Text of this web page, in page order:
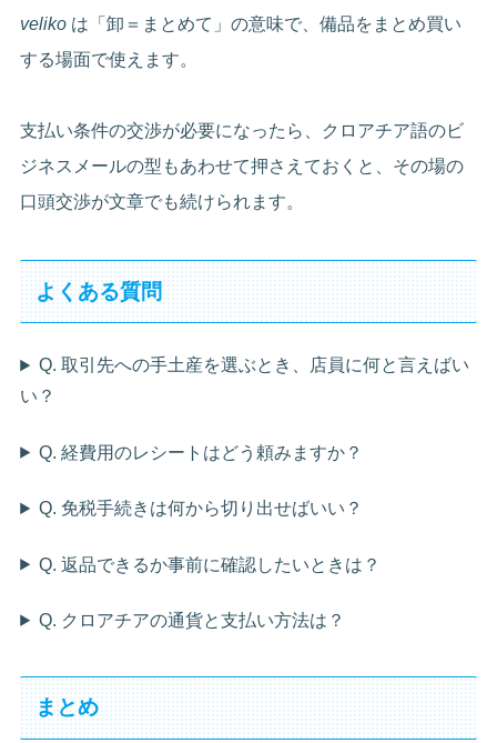
veliko は「卸＝まとめて」の意味で、備品をまとめ買い
する場面で使えます。
支払い条件の交渉が必要になったら、クロアチア語のビ
ジネスメールの型もあわせて押さえておくと、その場の
口頭交渉が文章でも続けられます。
よくある質問
Q. 取引先への手土産を選ぶとき、店員に何と言えばい
い？
Q. 経費用のレシートはどう頼みますか？
Q. 免税手続きは何から切り出せばいい？
Q. 返品できるか事前に確認したいときは？
Q. クロアチアの通貨と支払い方法は？
まとめ